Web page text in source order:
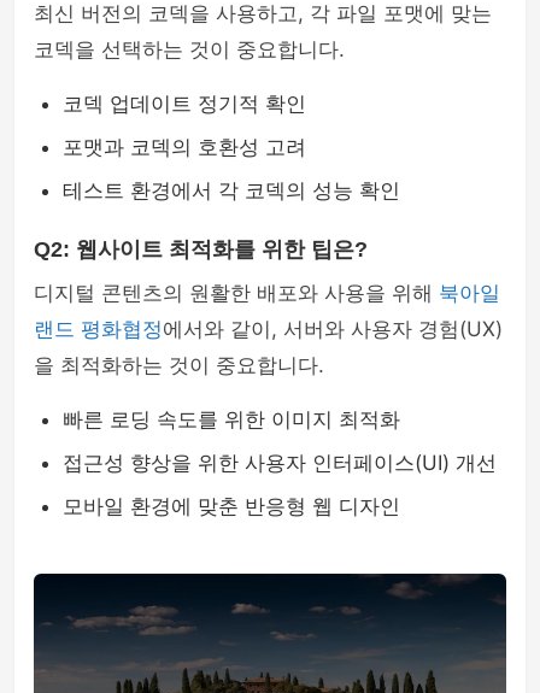
최신 버전의 코덱을 사용하고, 각 파일 포맷에 맞는
코덱을 선택하는 것이 중요합니다.
코덱 업데이트 정기적 확인
포맷과 코덱의 호환성 고려
테스트 환경에서 각 코덱의 성능 확인
Q2: 웹사이트 최적화를 위한 팁은?
디지털 콘텐츠의 원활한 배포와 사용을 위해 북아일
랜드 평화협정에서와 같이, 서버와 사용자 경험(UX)
을 최적화하는 것이 중요합니다.
빠른 로딩 속도를 위한 이미지 최적화
접근성 향상을 위한 사용자 인터페이스(UI) 개선
모바일 환경에 맞춘 반응형 웹 디자인